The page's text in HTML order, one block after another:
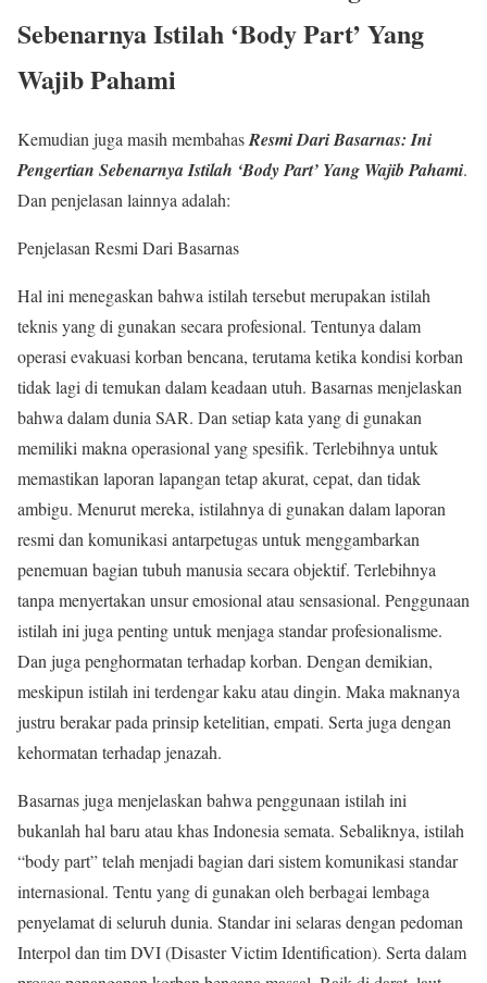
Sebenarnya Istilah ‘Body Part’ Yang
Wajib Pahami
Kemudian juga masih membahasResmi Dari Basarnas: Ini
Pengertian Sebenarnya Istilah ‘Body Part’ Yang Wajib Pahami.
Dan penjelasan lainnya adalah:
Penjelasan Resmi Dari Basarnas
Hal ini menegaskan bahwa istilah tersebut merupakan istilah
teknis yang di gunakan secara profesional. Tentunya dalam
operasi evakuasi korban bencana, terutama ketika kondisi korban
tidak lagi di temukan dalam keadaan utuh. Basarnas menjelaskan
bahwa dalam dunia SAR. Dan setiap kata yang di gunakan
memiliki makna operasional yang spesifik. Terlebihnya untuk
memastikan laporan lapangan tetap akurat, cepat, dan tidak
ambigu. Menurut mereka, istilahnya di gunakan dalam laporan
resmi dan komunikasi antarpetugas untuk menggambarkan
penemuan bagian tubuh manusia secara objektif. Terlebihnya
tanpa menyertakan unsur emosional atau sensasional. Penggunaan
istilah ini juga penting untuk menjaga standar profesionalisme.
Dan juga penghormatan terhadap korban. Dengan demikian,
meskipun istilah ini terdengar kaku atau dingin. Maka maknanya
justru berakar pada prinsip ketelitian, empati. Serta juga dengan
kehormatan terhadap jenazah.
Basarnas juga menjelaskan bahwa penggunaan istilah ini
bukanlah hal baru atau khas Indonesia semata. Sebaliknya, istilah
“body part” telah menjadi bagian dari sistem komunikasi standar
internasional. Tentu yang di gunakan oleh berbagai lembaga
penyelamat di seluruh dunia. Standar ini selaras dengan pedoman
Interpol dan tim DVI (Disaster Victim Identification). Serta dalam